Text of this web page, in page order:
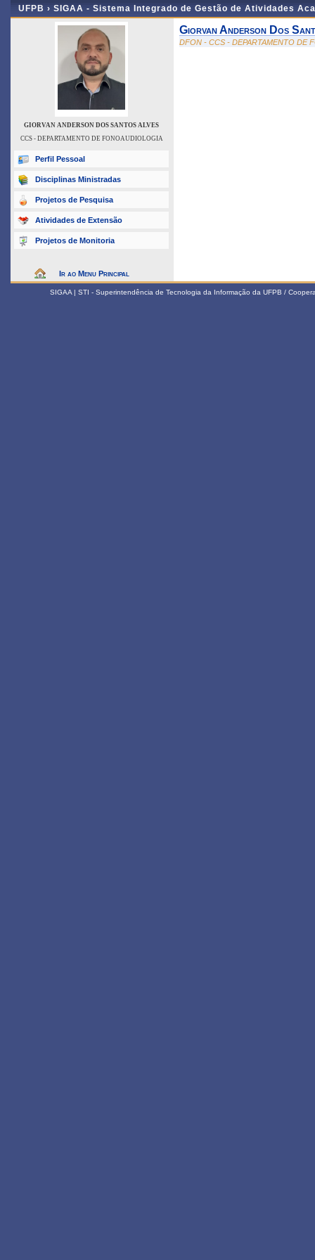
UFPB › SIGAA - Sistema Integrado de Gestão de Atividades
GIORVAN ANDERSON DOS SANTOS ALVES
CCS - DEPARTAMENTO DE FONOAUDIOLOGIA
Perfil Pessoal
Disciplinas Ministradas
Projetos de Pesquisa
Atividades de Extensão
Projetos de Monitoria
Ir ao Menu Principal
Giorvan Anderson Dos
DFON - CCS - DEPARTAMENTO DE
SIGAA | STI - Superintendência de Tecnologia da Informação da UFPB /